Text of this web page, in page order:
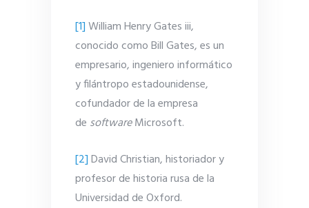
[1]William Henry Gates iii,
conocido como Bill Gates, es un
empresario, ingeniero informático
y filántropo estadounidense,
cofundador de la empresa
de softwareMicrosoft.
[2]David Christian, historiador y
profesor de historia rusa de la
Universidad de Oxford.